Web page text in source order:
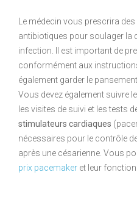
Le médecin vous prescrira
antibiotiques pour soulager la
infection. Il est important de
conformément aux
également garder le
Vous devez également suivre
les visites de suivi et les tests
stimulateurs cardiaques
nécessaires pour le contrôle
après une césarienne. Vous
prix pacemaker et leur